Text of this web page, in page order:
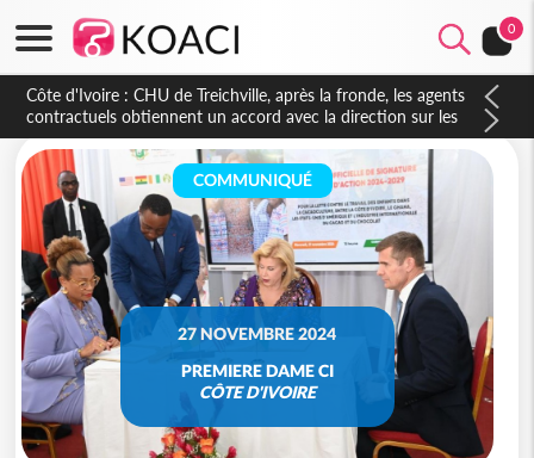
0
Côte d'Ivoire : CHU de Treichville, après la fronde, les agents
contractuels obtiennent un accord avec la direction sur les
arriérés du SMIG 2023
COMMUNIQUÉ
27 NOVEMBRE 2024
PREMIERE DAME CI
CÔTE D'IVOIRE